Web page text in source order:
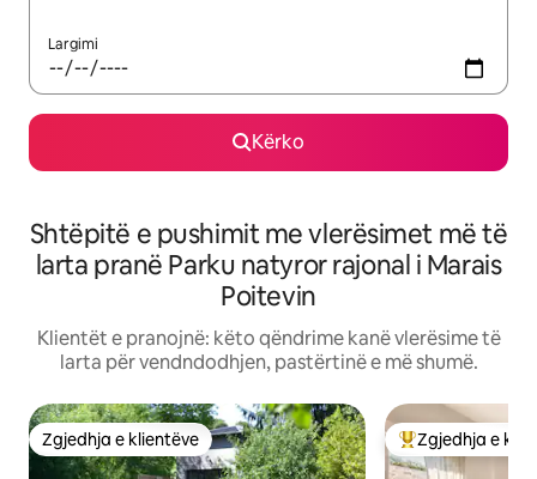
Largimi
Kërko
Shtëpitë e pushimit me vlerësimet më të
larta pranë Parku natyror rajonal i Marais
Poitevin
Klientët e pranojnë: këto qëndrime kanë vlerësime të
larta për vendndodhjen, pastërtinë e më shumë.
Zgjedhja e klientëve
Zgjedhja e klientëve Më të mirat e
Zgjedhja e